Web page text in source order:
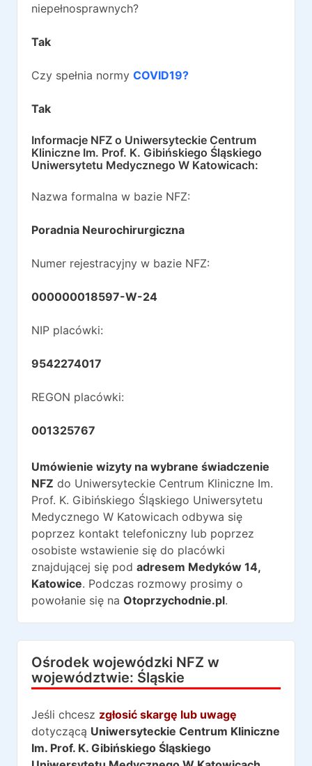
niepełnosprawnych?
Tak
Czy spełnia normy COVID19?
Tak
Informacje NFZ o Uniwersyteckie Centrum
Kliniczne Im. Prof. K. Gibińskiego Śląskiego
Uniwersytetu Medycznego W Katowicach:
Nazwa formalna w bazie NFZ:
Poradnia Neurochirurgiczna
Numer rejestracyjny w bazie NFZ:
000000018597-W-24
NIP placówki:
9542274017
REGON placówki:
001325767
Umówienie wizyty na wybrane świadczenie
NFZ do Uniwersyteckie Centrum Kliniczne Im.
Prof. K. Gibińskiego Śląskiego Uniwersytetu
Medycznego W Katowicach odbywa się
poprzez kontakt telefoniczny lub poprzez
osobiste wstawienie się do placówki
znajdującej się pod adresem Medyków 14,
Katowice. Podczas rozmowy prosimy o
powołanie się na Otoprzychodnie.pl.
Ośrodek wojewódzki NFZ w
województwie: Śląskie
Jeśli chcesz zgłosić skargę lub uwagę
dotyczącą Uniwersyteckie Centrum Kliniczne
Im. Prof. K. Gibińskiego Śląskiego